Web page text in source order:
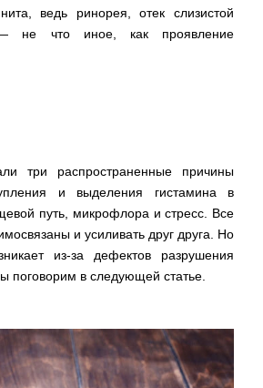
ведь ринорея, отек слизистой
не что иное, как проявление
три распространенные причины
и выделения гистамина в
путь, микрофлора и стресс. Все
и усиливать друг друга. Но
из-за дефектов разрушения
поговорим в следующей статье.